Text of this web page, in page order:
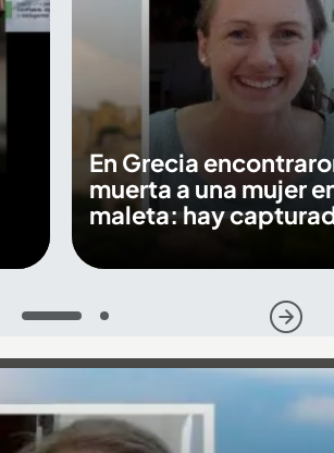
En Grecia
muerta a una mujer
maleta: hay
1 2